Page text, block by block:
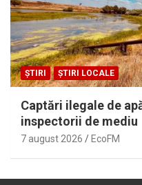
ȘTIRI ȘTIRI LOCALE
Captări ilegale de
inspectorii de mediu
7 august 2026 EcoFM